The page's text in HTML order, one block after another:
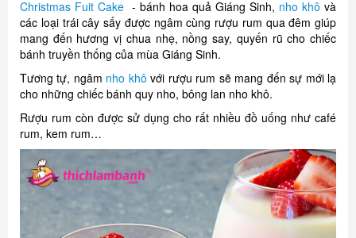
Christmas Fuit Cake - bánh hoa quả Giáng Sinh, nho khô và
các loại trái cây sấy được ngâm cùng rượu rum qua đêm giúp
mang đến hương vị chua nhẹ, nồng say, quyến rũ cho chiếc
bánh truyền thống của mùa Giáng Sinh.
Tương tự, ngâm nho khô với rượu rum sẽ mang đến sự mới lạ
cho những chiếc bánh quy nho, bông lan nho khô.
Rượu rum còn được sử dụng cho rất nhiều đồ uống như café
rum, kem rum…